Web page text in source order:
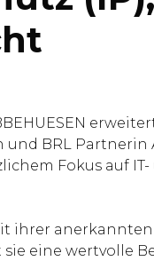
BRL
Fokus auf
ihrer
eine wertvolle